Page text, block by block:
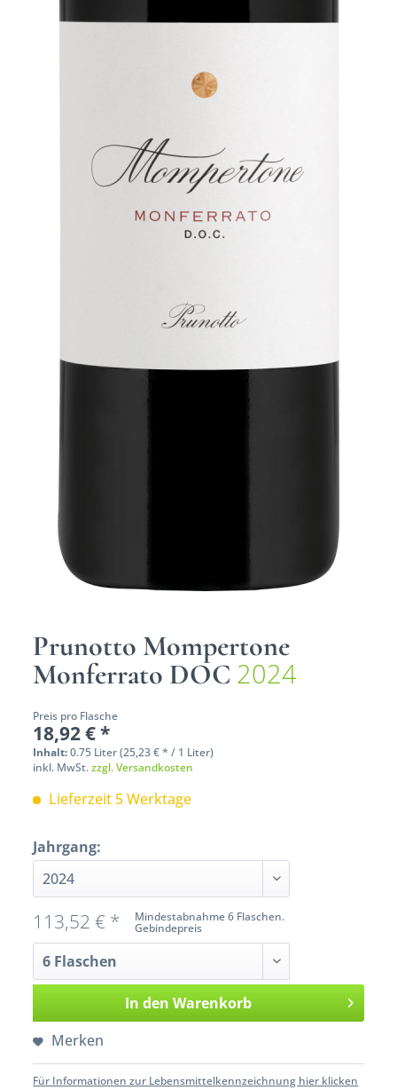
Prunotto Mompertone
Monferrato DOC 2024
Preis pro Flasche
18,92 € *
Inhalt:0.75 Liter (25,23 € * / 1 Liter)
inkl. MwSt.zzgl. Versandkosten
Lieferzeit 5 Werktage
Jahrgang:
Mindestabnahme 6 Flaschen.
Gebindepreis
113,52 € *
In den Warenkorb
Merken
Für Informationen zur Lebensmittelkennzeichnung hier klicken